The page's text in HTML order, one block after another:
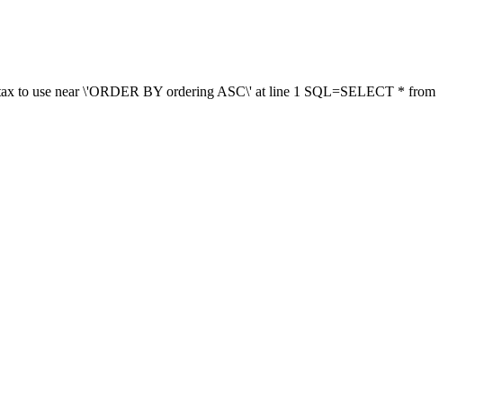
to use near \'ORDER BY ordering ASC\' at line 1 SQL=SELECT * from